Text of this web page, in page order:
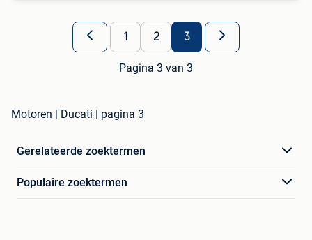
1 2 3
Pagina 3 van 3
Motoren | Ducati | pagina 3
Gerelateerde zoektermen
Populaire zoektermen